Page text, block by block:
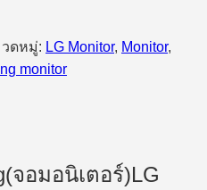
ดหมู่: LG Monitor, Monitor,
monitor
จอมอนิเตอร์)LG